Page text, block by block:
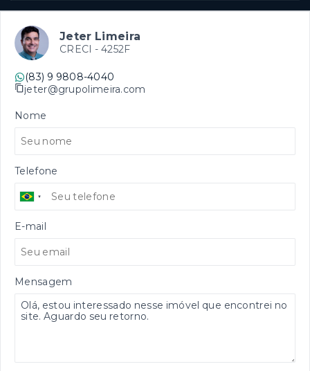
Jeter Limeira
CRECI - 4252F
(83) 9 9808-4040
jeter@grupolimeira.com
Nome
Telefone
E-mail
Mensagem